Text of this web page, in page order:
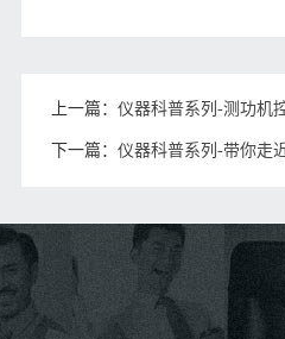
上一篇：仪器科普系列-测功机
下一篇：仪器科普系列-带你走